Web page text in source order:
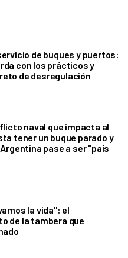
de buques y puertos:
con los prácticos y
de desregulación
naval que impacta al
tener un buque parado y
pase a ser "país
la vida": el
de la tambera que